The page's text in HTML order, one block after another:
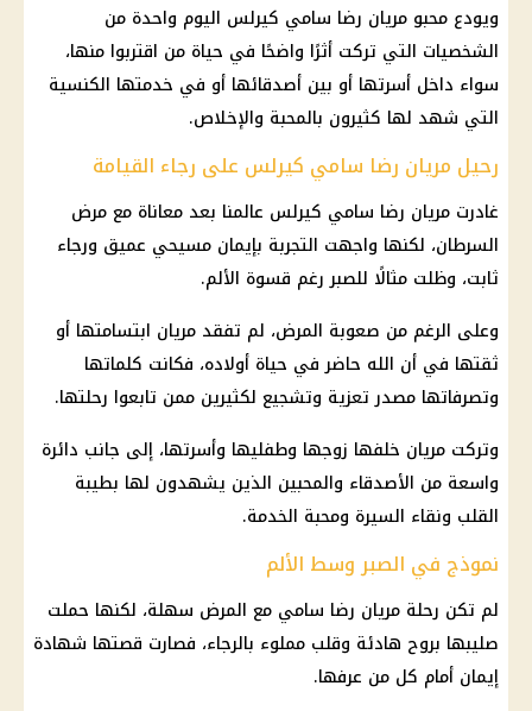
ويودع محبو مريان رضا سامي كيرلس اليوم واحدة من
الشخصيات التي تركت أثرًا واضحًا في حياة من اقتربوا منها،
سواء داخل أسرتها أو بين أصدقائها أو في خدمتها الكنسية
التي شهد لها كثيرون بالمحبة والإخلاص.
رحيل مريان رضا سامي كيرلس على رجاء القيامة
غادرت مريان رضا سامي كيرلس عالمنا بعد معاناة مع مرض
السرطان، لكنها واجهت التجربة بإيمان مسيحي عميق ورجاء
ثابت، وظلت مثالًا للصبر رغم قسوة الألم.
وعلى الرغم من صعوبة المرض، لم تفقد مريان ابتسامتها أو
ثقتها في أن الله حاضر في حياة أولاده، فكانت كلماتها
وتصرفاتها مصدر تعزية وتشجيع لكثيرين ممن تابعوا رحلتها.
وتركت مريان خلفها زوجها وطفليها وأسرتها، إلى جانب دائرة
واسعة من الأصدقاء والمحبين الذين يشهدون لها بطيبة
القلب ونقاء السيرة ومحبة الخدمة.
نموذج في الصبر وسط الألم
لم تكن رحلة مريان رضا سامي مع المرض سهلة، لكنها حملت
صليبها بروح هادئة وقلب مملوء بالرجاء، فصارت قصتها شهادة
إيمان أمام كل من عرفها.